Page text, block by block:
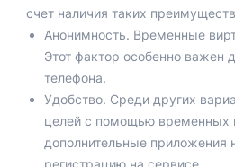
счет наличия таких
Анонимность. Временные
Этот фактор особенно
телефона.
Удобство. Среди других
целей с помощью временных
дополнительные
регистрацию на сервисе.